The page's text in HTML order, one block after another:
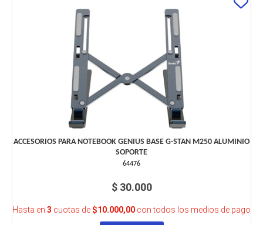
ACCESORIOS PARA NOTEBOOK GENIUS BASE G-STAN M250 ALUMINIO
SOPORTE
64476
$ 30.000
Hasta en 3 cuotas de $10.000,00 con todos los medios de pago